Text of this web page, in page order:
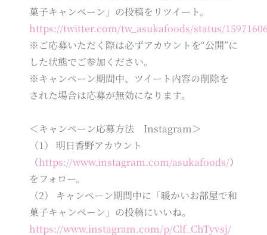
菓子キャンペーン」の投稿をリツイート。
https://twitter.com/tw_asukafoods/status/
※ご応募いただく際は必ずアカウントを“公開”に
した状態でご参加ください。
※キャンペーン期間中、ツイート内容の削除を
された場合は応募が無効になります。
＜キャンペーン応募方法 Instagram＞
（1） 明日香野アカウント
（https://www.instagram.com/asukafoods/）
をフォロー。
（2） キャンペーン期間中に「暖かいお部屋で和
菓子キャンペーン」の投稿にいいね。
https://www.instagram.com/p/Clf_ChTyvsj/